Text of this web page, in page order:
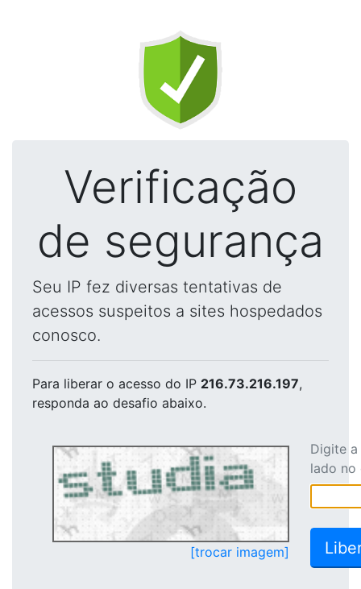
Verificação
de segurança
Seu IP fez diversas tentativas de
acessos suspeitos a sites hospedados
conosco.
Para liberar o acesso do IP 216.73.216.197,
responda ao desafio abaixo.
[trocar imagem]
Digite
lado no